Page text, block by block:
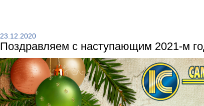
23.12.2020
Поздравляем с наступающим 2021-м